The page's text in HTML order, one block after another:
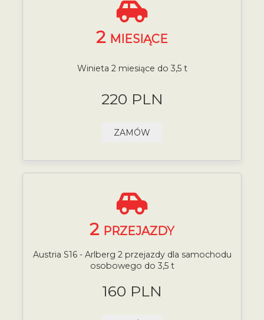
2 MIESIĄCE
Winieta 2 miesiące do 3,5 t
220 PLN
ZAMÓW
2 PRZEJAZDY
Austria S16 - Arlberg 2 przejazdy dla samochodu
osobowego do 3,5 t
160 PLN